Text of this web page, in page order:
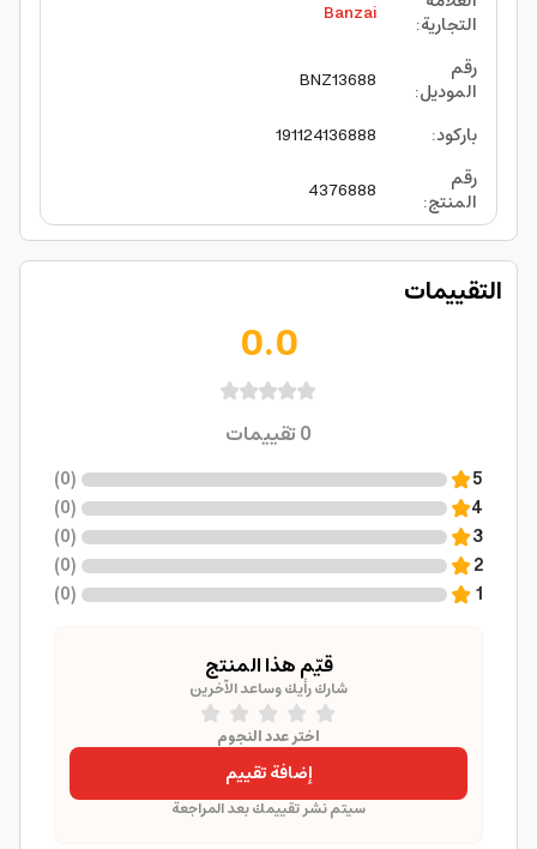
التجارية:
Banzai
رقم
الموديل:
BNZ13688
باركود:
191124136888
رقم
المنتج:
4376888
التقييمات
0.0
0تقييمات
5
(
0
)
4
(
0
)
3
(
0
)
2
(
0
)
1
(
0
)
قيّم هذا المنتج
شارك رأيك وساعد الآخرين
اختر عدد النجوم
إضافة تقييم
سيتم نشر تقييمك بعد المراجعة